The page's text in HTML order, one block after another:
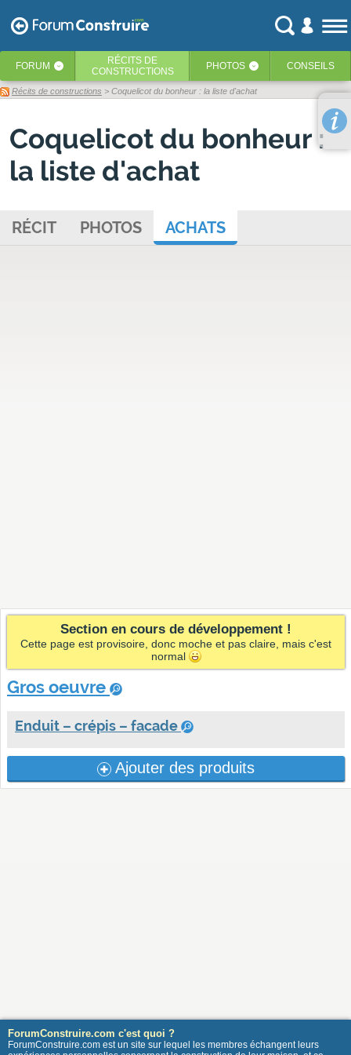
FORUM ‹ RÉCITS DE
CONSTRUCTIONS
PHOTOS ‹ CONSEILS
Récits de constructions > Coquelicot du bonheur : la liste d'achat
Coquelicot du bonheur :
la liste d'achat
RÉCIT PHOTOS ACHATS
Section en cours de développement !
Cette page est provisoire, donc moche et pas claire, mais c'est
normal
Gros oeuvre
Enduit – crépis – facade
Ajouter des produits
ForumConstruire.com c'est quoi ?
ForumConstruire.com est un site sur lequel les membres échangent leurs